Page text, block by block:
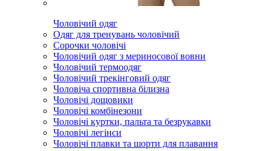
Чоловічий одяг
Одяг для тренувань чоловічий
Сорочки чоловічі
Чоловічий одяг з мериносової вовни
Чоловічий термоодяг
Чоловічий трекінговий одяг
Чоловіча спортивна білизна
Чоловічі дощовики
Чоловічі комбінезони
Чоловічі куртки, пальта та безрукавки
Чоловічі легінси
Чоловічі плавки та шорти для плавання